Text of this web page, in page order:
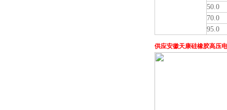
50.0
70.0
95.0
供应安徽天康硅橡胶高压